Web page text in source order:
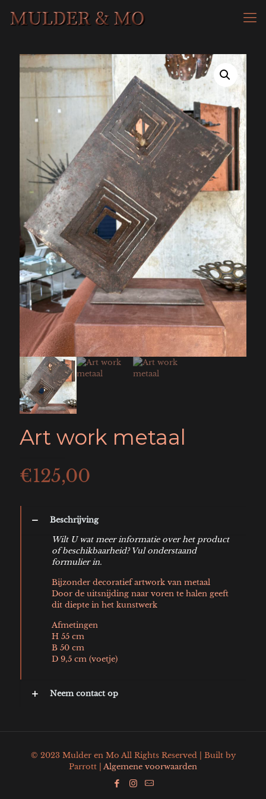
Art work metaal
€125,00
Beschrijving
Wilt U wat meer informatie over het product
of beschikbaarheid? Vul onderstaand
formulier in.
Bijzonder decoratief artwork van metaal
Door de uitsnijding naar voren te halen geeft
dit diepte in het kunstwerk
Afmetingen
H 55 cm
B 50 cm
D 9,5 cm (voetje)
Neem contact op
© 2023 Mulder en Mo All Rights Reserved | Built by
Parrott | Algemene voorwaarden